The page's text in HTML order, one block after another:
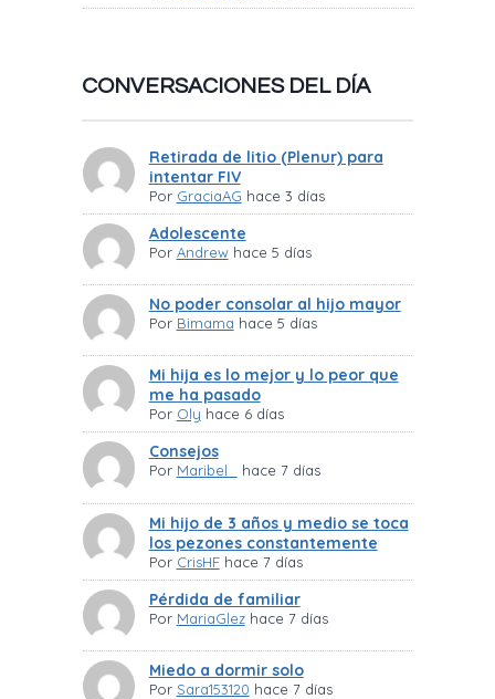
CONVERSACIONES DEL DÍA
Retirada de litio (Plenur) para
intentar FIV
Por GraciaAG hace 3 días
Adolescente
Por Andrew hace 5 días
No poder consolar al hijo mayor
Por Bimama hace 5 días
Mi hija es lo mejor y lo peor que
me ha pasado
Por Oly hace 6 días
Consejos
Por Maribel_ hace 7 días
Mi hijo de 3 años y medio se toca
los pezones constantemente
Por CrisHF hace 7 días
Pérdida de familiar
Por MariaGlez hace 7 días
Miedo a dormir solo
Por Sara153120 hace 7 días